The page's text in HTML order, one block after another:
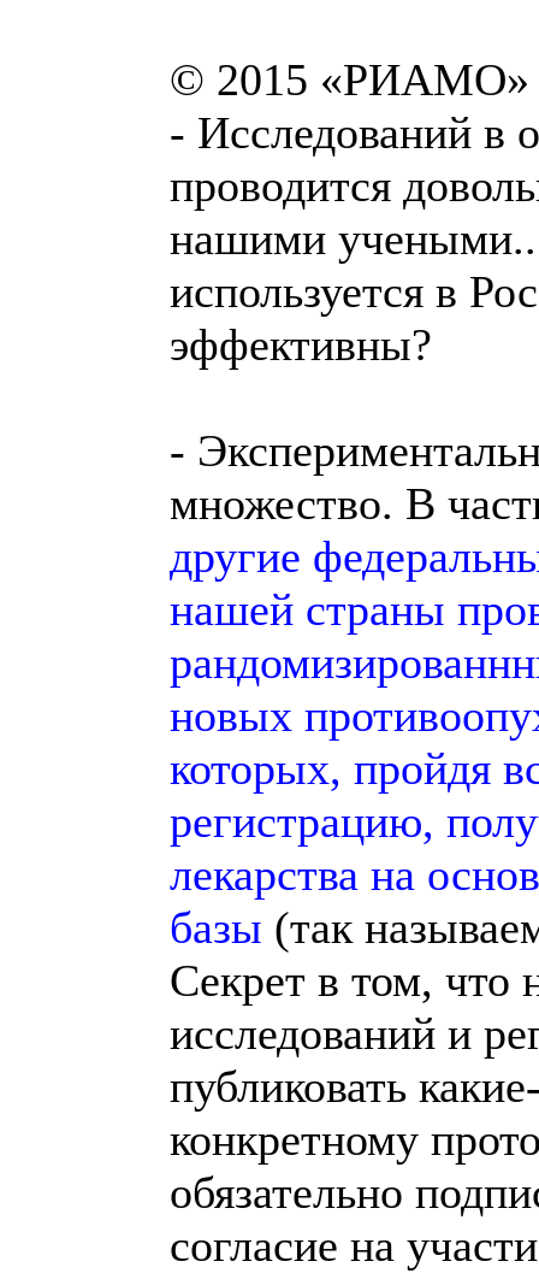
© 2015 «РИАМО»
- Исследований в
проводится
нашими
используется в
эффективны?
-
множество. В
другие
нашей страны
новых
которых, пройдя
регистрацию,
лекарства на
базы (так
Секрет в том, что
исследований и
публиковать
конкретному
обязательно
согласие на